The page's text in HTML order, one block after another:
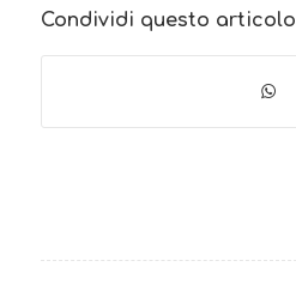
Condividi questo articolo